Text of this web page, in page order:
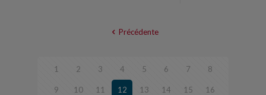
Précédente
1 2 3 4 5 6 7 8
9 10 11 12 13 14 15 16